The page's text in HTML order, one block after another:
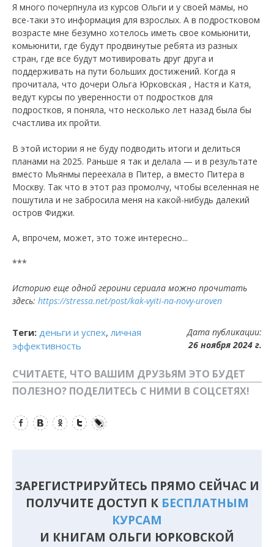
Я много почерпнула из курсов Ольги и у своей мамы, но
все-таки это информация для взрослых. А в подростковом
возрасте мне безумно хотелось иметь свое комьюнити,
комьюнити, где будут продвинутые ребята из разных
стран, где все будут мотивировать друг друга и
поддерживать на пути больших достижений. Когда я
прочитала, что дочери Ольга Юрковская , Настя и Катя,
ведут курсы по уверенности от подростков для
подростков, я поняла, что несколько лет назад была бы
счастлива их пройти.
В этой истории я не буду подводить итоги и делиться
планами на 2025. Раньше я так и делала — и в результате
вместо Мьянмы переехала в Питер, а вместо Питера в
Москву. Так что в этот раз промолчу, чтобы вселенная не
пошутила и не забросила меня на какой-нибудь далекий
остров Фиджи.
А, впрочем, может, это тоже интересно...
***
Историю еще одной героини сериала можно прочитать
здесь: https://stressa.net/post/kak-vyiti-na-novy-uroven
Теги: деньги и успех, личная
эффективность
Дата публикации:
26 ноября 2024 г.
СЧИТАЕТЕ, ЧТО ВАШИМ ДРУЗЬЯМ ЭТО БУДЕТ
ПОЛЕЗНО? ПОДЕЛИТЕСЬ С НИМИ В СОЦСЕТЯХ!
ЗАРЕГИСТРИРУЙТЕСЬ ПРЯМО СЕЙЧАС И
ПОЛУЧИТЕ ДОСТУП К БЕСПЛАТНЫМ
КУРСАМ
И КНИГАМ ОЛЬГИ ЮРКОВСКОЙ